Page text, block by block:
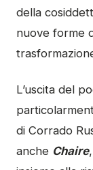
della
nuove forme
L’uscita del
di Corrado
anche Chaire